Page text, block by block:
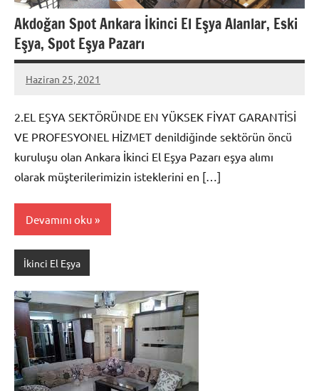
Akdoğan Spot Ankara İkinci El Eşya Alanlar, Eski
Eşya, Spot Eşya Pazarı
Haziran 25, 2021
admin
2.EL EŞYA SEKTÖRÜNDE EN YÜKSEK FİYAT GARANTİSİ
VE PROFESYONEL HİZMET denildiğinde sektörün öncü
kuruluşu olan Ankara İkinci El Eşya Pazarı eşya alımı
olarak müşterilerimizin isteklerini en […]
Devamını oku
İkinci El Eşya